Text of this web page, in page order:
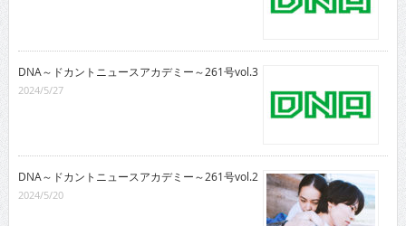
DNA～ドカントニュースアカデミー～261号vol.3
2024/5/27
DNA～ドカントニュースアカデミー～261号vol.2
2024/5/20